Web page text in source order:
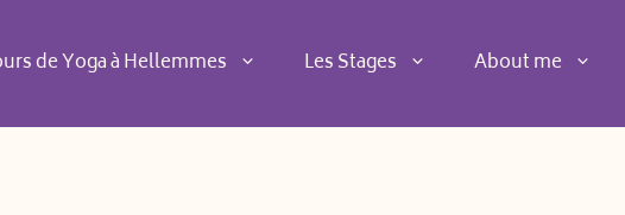
de Yoga à Hellemmes Les Stages About me